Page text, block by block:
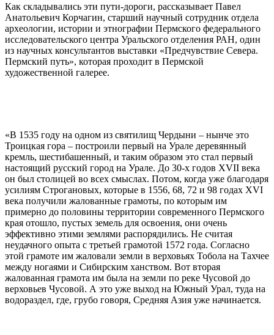
Как складывались эти пути-дороги, рассказывает Павел
Анатольевич Корчагин, старший научный сотрудник отдела
археологии, истории и этнографии Пермского федерального
исследовательского центра Уральского отделения РАН, один
из научных консультантов выставки «Предчувствие Севера.
Пермский путь», которая проходит в Пермской
художественной галерее.
«В 1535 году на одном из святилищ Чердыни – нынче это
Троицкая гора – построили первый на Урале деревянный
кремль, шестибашенный, и таким образом это стал первый
настоящий русский город на Урале. До 30-х годов XVII века
он был столицей во всех смыслах. Потом, когда уже благодаря
усилиям Строгановых, которые в 1556, 68, 72 и 98 годах XVI
века получили жалованные грамоты, по которым им
примерно до половины территории современного Пермского
края отошло, пустых земель для освоения, они очень
эффективно этими землями распорядились. Не считая
неудачного опыта с третьей грамотой 1572 года. Согласно
этой грамоте им жаловали земли в верховьях Тобола на Тахчее
между ногаями и Сибирским ханством. Вот вторая
жалованная грамота им была на земли по реке Чусовой до
верховьев Чусовой. А это уже выход на Южный Урал, туда на
водораздел, где, грубо говоря, Средняя Азия уже начинается.